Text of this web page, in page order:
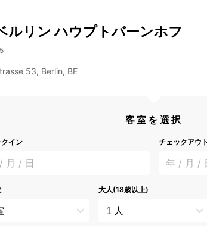
ルリン ハウプトバーンホフ
53, Berlin, BE
客室を選択
イン
月 / 日
チェックアウト
年 / 月 /
大人(18歳以上)